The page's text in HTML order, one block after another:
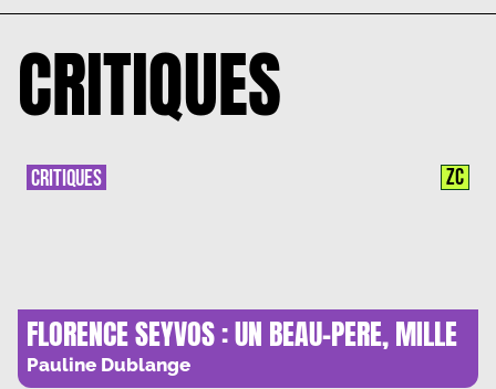
CRITIQUES
FLORENCE SEYVOS : UN BEAU-PERE, MILLE
GALERES
Pauline Dublange
CRITIQUES ZC